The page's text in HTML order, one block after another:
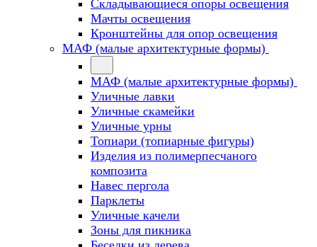
Cкладывающиеся опоры освещения
Мачты освещения
Кронштейны для опор освещения
МАФ (малые архитектурные формы)
МАФ (малые архитектурные формы)
Уличные лавки
Уличные скамейки
Уличные урны
Топиари (топиарные фигуры)
Изделия из полимерпесчаного
композита
Навес пергола
Парклеты
Уличные качели
Зоны для пикника